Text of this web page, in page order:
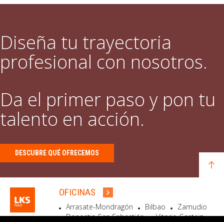
Diseña tu trayectoria
profesional con nosotros.
Da el primer paso y pon tu
talento en acción.
DESCUBRE QUÉ OFRECEMOS
OFICINAS
Arrasate-Mondragón Bilbao
Zamudio
Donostia-San Sebastián
Vitoria-Gasteiz